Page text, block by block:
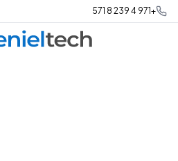
+971 4 239 8 571